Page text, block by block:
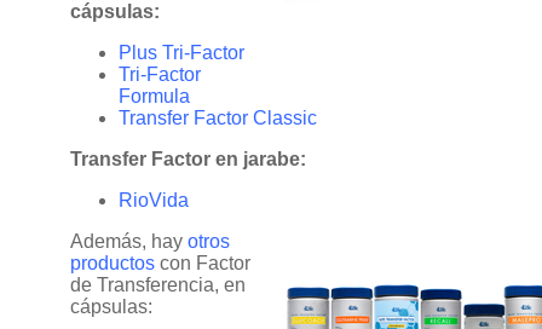
cápsulas:
Plus Tri-Factor
Tri-Factor
Formula
Transfer Factor Classic
Transfer Factor en jarabe:
RioVida
Además, hay otros
productos con Factor
de Transferencia, en
cápsulas: